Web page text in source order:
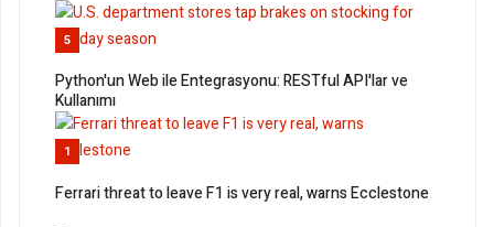
5
Python'un Web ile Entegrasyonu: RESTful API'lar ve
Kullanımı
1
Ferrari threat to leave F1 is very real, warns Ecclestone